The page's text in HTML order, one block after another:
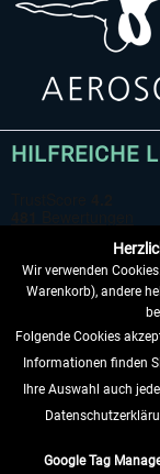
HILFREICHE
VERTRAG
Wir verwenden
Warenkorb), andere
Folgende Cookies
Informationen finden
Ihre Auswahl auch
Google Tag